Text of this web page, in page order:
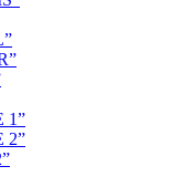
1”
2”